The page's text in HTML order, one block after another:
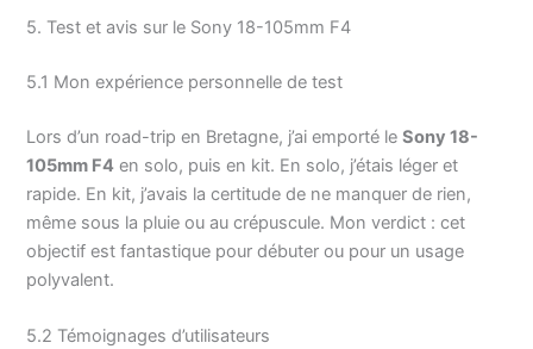
5. Test et avis sur le Sony 18-105mm F4
5.1 Mon expérience personnelle de test
Lors d’un road-trip en Bretagne, j’ai emporté leSony 18-
105mm F4 en solo, puis en kit. En solo, j’étais léger et
rapide. En kit, j’avais la certitude de ne manquer de rien,
même sous la pluie ou au crépuscule. Mon verdict : cet
objectif est fantastique pour débuter ou pour un usage
polyvalent.
5.2 Témoignages d’utilisateurs